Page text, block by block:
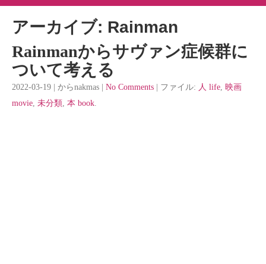
アーカイブ: Rainman
Rainmanからサヴァン症候群に
ついて考える
2022-03-19 | からnakmas | No Comments | ファイル: 人 life, 映画
movie, 未分類, 本 book.